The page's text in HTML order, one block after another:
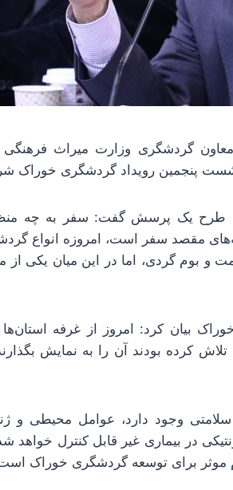
معاون گردشگری وزارت میراث
پنجمین رویداد گردشگری خوراک
با طرح یک پرسش گفت: سفر به چه
مقصد سفر است، امروزه انواع
و بوم گردی، اما در این میان یکی از
بیان کرد: امروز از غرفه استان‌ها
کرده بودند آن را به نمایش
وجود دارد، عوامل محیطی و
در بیماری غیر قابل کنترل خواهد
موثر برای توسعه گردشگری خوراک